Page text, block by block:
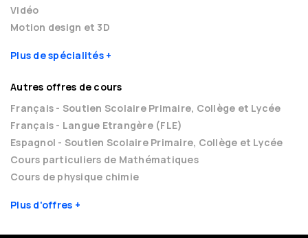
Vidéo
Motion design et 3D
Plus de spécialités
Autres offres de cours
Français - Soutien Scolaire Primaire, Collège et Lycée
Français - Langue Etrangère (FLE)
Espagnol - Soutien Scolaire Primaire, Collège et Lycée
Cours particuliers de Mathématiques
Cours de physique chimie
Plus d'offres